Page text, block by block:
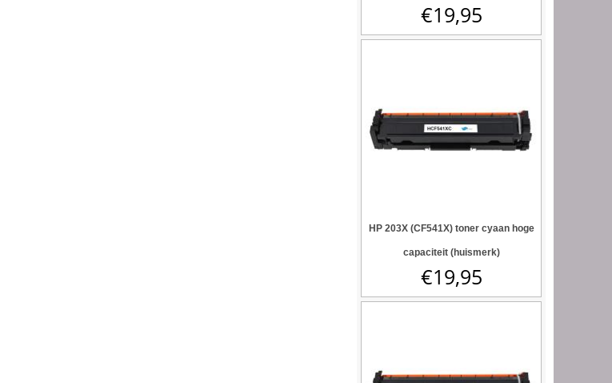
€19,95
HP 203X (CF541X) toner cyaan hoge
capaciteit (huismerk)
€19,95